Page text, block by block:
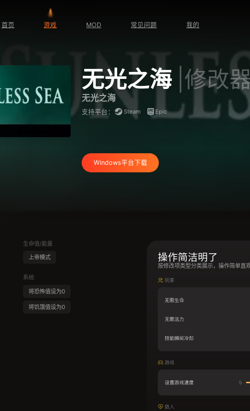
首页 游戏 MOD 常见问题 我的
无光之海 |修改
无光之海
支持平台： Steam Epic
Windows平台下载
生命值/能量
上帝模式
系统
将恐怖值设为0
将饥饿值设为0
操作简洁明了
按修改项类型分类展示，操作简单直